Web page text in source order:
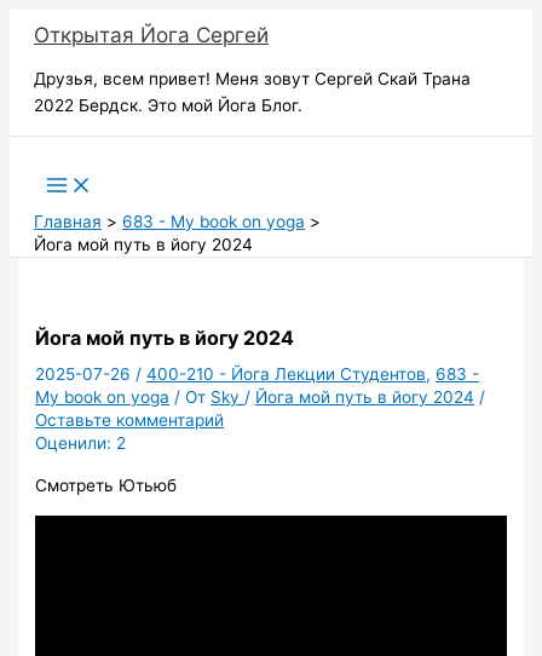
содержимому
Открытая Йога Сергей
Друзья, всем привет! Меня зовут Сергей Скай Трана
2022 Бердск. Это мой Йога Блог.
Главная
683 - My book on yoga
Йога мой путь в йогу 2024
Йога мой путь в йогу 2024
2025-07-26/400-210 - Йога Лекции Студентов,683 -
My book on yoga / От Sky/ Йога мой путь в йогу 2024 /
Оставьте комментарий
Оценили: 2
Смотреть Ютьюб